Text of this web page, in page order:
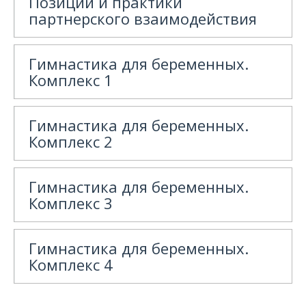
партнерского взаимодействия
Гимнастика для беременных.
Комплекс 1
Гимнастика для беременных.
Комплекс 2
Гимнастика для беременных.
Комплекс 3
Гимнастика для беременных.
Комплекс 4